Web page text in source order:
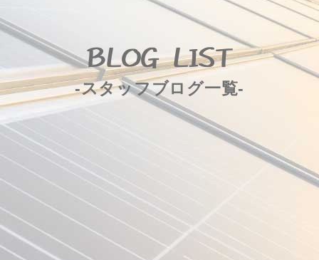
BLOG LIST
-スタッフブログ一覧-